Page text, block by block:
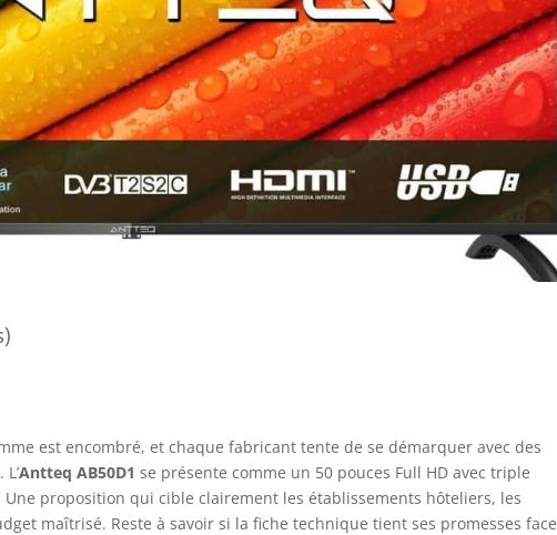
est encombré, et chaque fabricant tente de se démarquer avec des
Antteq AB50D1 se présente comme un 50 pouces Full HD avec triple
proposition qui cible clairement les établissements hôteliers, les
maîtrisé. Reste à savoir si la fiche technique tient ses promesses face